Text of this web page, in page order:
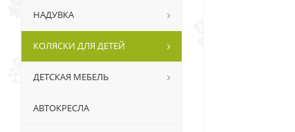
НАДУВКА
КОЛЯСКИ ДЛЯ ДЕТЕЙ
ДЕТСКАЯ МЕБЕЛЬ
АВТОКРЕСЛА